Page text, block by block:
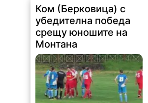
Ком (Берковица) с
убедителна победа
срещу юношите на
Монтана